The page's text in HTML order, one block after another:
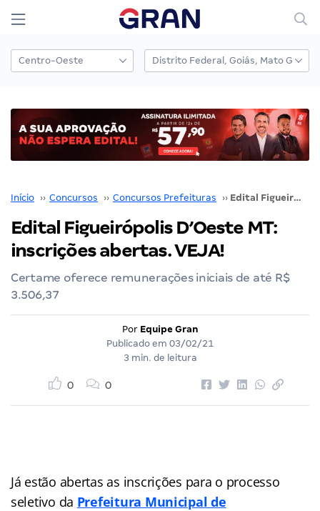
Início ›› Concursos ›› Concursos Prefeituras ›› Edital Figueirópolis D’Oeste MT: inscrições abertas. VEJA!
Edital Figueirópolis D’Oeste MT:
inscrições abertas. VEJA!
Certame oferece remunerações iniciais de até R$
3.506,37
Por Equipe Gran
Publicado em 03/02/21
3 min. de leitura
0 0
Já estão abertas as inscrições para o processo
seletivo da Prefeitura Municipal de